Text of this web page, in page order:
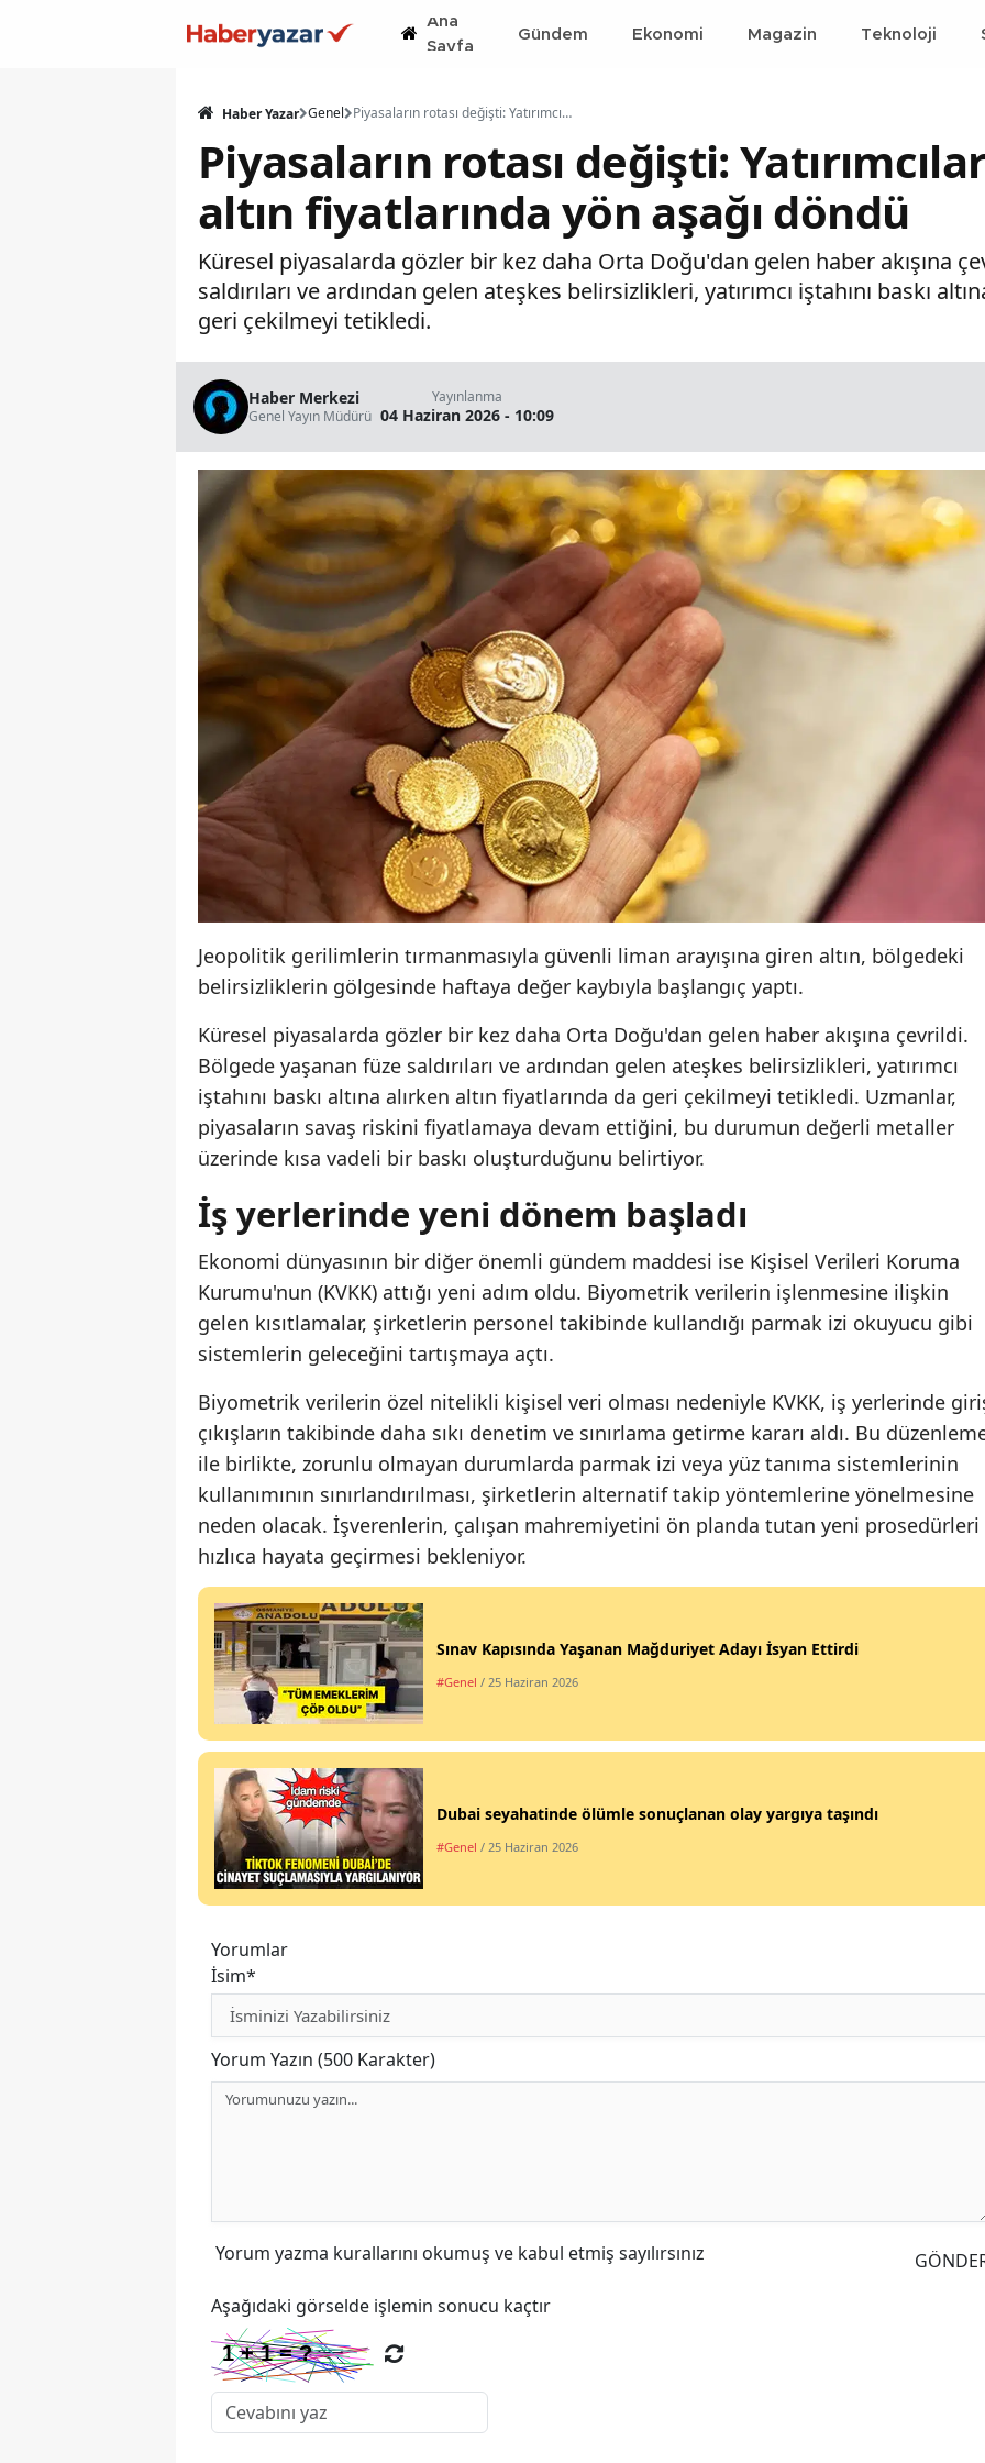
Ana
Sayfa
Gündem Ekonomi Magazin Teknoloji
Haber Yazar Genel Piyasaların rotası değişti: Yatırımcılar tedirgin, altın fiyatlarında yön aşağı döndü
Piyasaların rotası değişti:
altın fiyatlarında yön aşağı döndü
Küresel piyasalarda gözler bir kez daha Orta Doğu'dan gelen haber akışına
saldırıları ve ardından gelen ateşkes belirsizlikleri, yatırımcı iştahını baskı
geri çekilmeyi tetikledi.
Haber Merkezi
Genel Yayın Müdürü
Yayınlanma
04 Haziran 2026 - 10:09
Jeopolitik gerilimlerin tırmanmasıyla güvenli liman arayışına giren altın, bölgedeki
belirsizliklerin gölgesinde haftaya değer kaybıyla başlangıç yaptı.
Küresel piyasalarda gözler bir kez daha Orta Doğu'dan gelen haber akışına çevrildi.
Bölgede yaşanan füze saldırıları ve ardından gelen ateşkes belirsizlikleri, yatırımcı
iştahını baskı altına alırken altın fiyatlarında da geri çekilmeyi tetikledi. Uzmanlar,
piyasaların savaş riskini fiyatlamaya devam ettiğini, bu durumun değerli metaller
üzerinde kısa vadeli bir baskı oluşturduğunu belirtiyor.
İş yerlerinde yeni dönem başladı
Ekonomi dünyasının bir diğer önemli gündem maddesi ise Kişisel Verileri Koruma
Kurumu'nun (KVKK) attığı yeni adım oldu. Biyometrik verilerin işlenmesine ilişkin
gelen kısıtlamalar, şirketlerin personel takibinde kullandığı parmak izi okuyucu gibi
sistemlerin geleceğini tartışmaya açtı.
Biyometrik verilerin özel nitelikli kişisel veri olması nedeniyle KVKK, iş yerlerinde
çıkışların takibinde daha sıkı denetim ve sınırlama getirme kararı aldı. Bu
ile birlikte, zorunlu olmayan durumlarda parmak izi veya yüz tanıma sistemlerinin
kullanımının sınırlandırılması, şirketlerin alternatif takip yöntemlerine yönelmesine
neden olacak. İşverenlerin, çalışan mahremiyetini ön planda tutan yeni prosedürleri
hızlıca hayata geçirmesi bekleniyor.
Sınav Kapısında Yaşanan Mağduriyet Adayı İsyan Ettirdi
#Genel / 25 Haziran 2026
Dubai seyahatinde ölümle sonuçlanan olay yargıya taşındı
#Genel / 25 Haziran 2026
Yorumlar
İsim*
Yorum Yazın (500 Karakter)
Yorum yazma kurallarını okumuş ve kabul etmiş sayılırsınız
Aşağıdaki görselde işlemin sonucu kaçtır